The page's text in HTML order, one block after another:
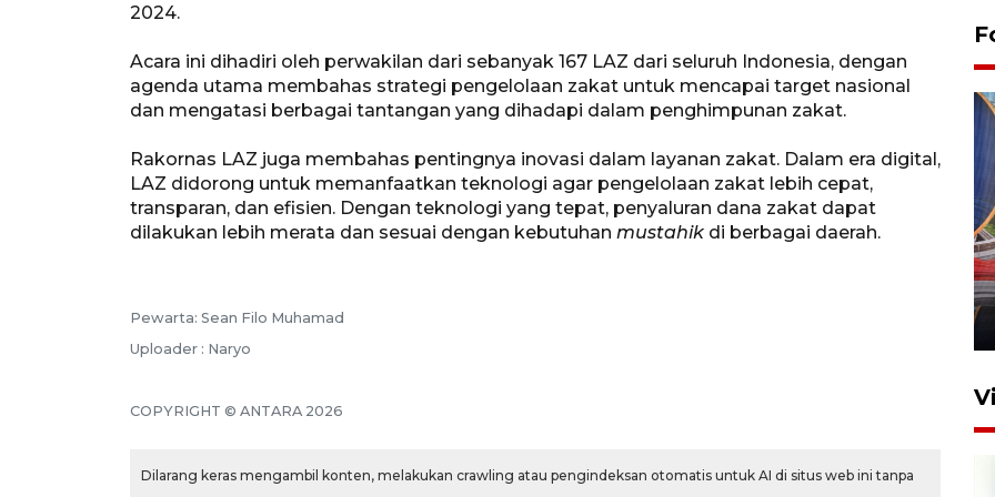
2024.
Acara ini dihadiri oleh perwakilan dari sebanyak 167 LAZ dari seluruh Indonesia, dengan
agenda utama membahas strategi pengelolaan zakat untuk mencapai target nasional
dan mengatasi berbagai tantangan yang dihadapi dalam penghimpunan zakat.
Rakornas LAZ juga membahas pentingnya inovasi dalam layanan zakat. Dalam era digital,
LAZ didorong untuk memanfaatkan teknologi agar pengelolaan zakat lebih cepat,
transparan, dan efisien. Dengan teknologi yang tepat, penyaluran dana zakat dapat
dilakukan lebih merata dan sesuai dengan kebutuhan mustahik di berbagai daerah.
Pewarta: Sean Filo Muhamad
Uploader : Naryo
COPYRIGHT © ANTARA 2026
Dilarang keras mengambil konten, melakukan crawling atau pengindeksan otomatis untuk AI di situs web ini tanpa
Komisi V DPR tinjau